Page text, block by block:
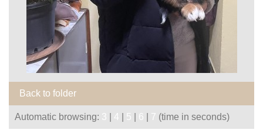
Back to folder
Automatic browsing: 3 4 5 6 7 (time in seconds)